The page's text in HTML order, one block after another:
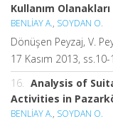
Kullanım Olanakları
BENLİAY A., SOYDAN O.
Dönüşen Peyzaj, V.
17 Kasım 2013,
16. Analysis of
Activities in
BENLİAY A., SOYDAN O.